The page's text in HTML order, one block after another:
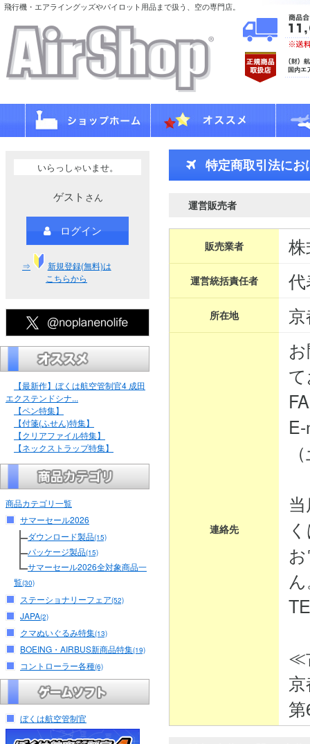
飛行機・エアライングッズやパイロット用品まで扱う、空の専門店。
いらっしゃいませ。
ゲスト さん
ログイン
⇒
新規登録(無料)は
こちらから
【最新作】ぼくは航空管制官4 成田
エクステンドシナ...
【ペン特集】
【付箋(ふせん)特集】
【クリアファイル特集】
【ネックストラップ特集】
商品カテゴリ一覧
サマーセール2026
ダウンロード製品(15)
パッケージ製品(15)
サマーセール2026全対象商品一
覧(30)
ステーショナリーフェア(52)
JAPA(2)
クマぬいぐるみ特集(13)
BOEING・AIRBUS新商品特集(19)
コントローラー各種(6)
ぼくは航空管制官
特定商取引法にお
運営販売者
販売業者
運営統括責任者
所在地
連絡先
≪